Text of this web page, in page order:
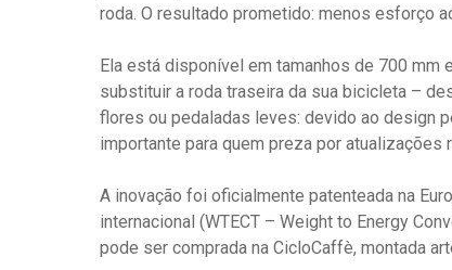
roda. O resultado prometido: menos esforço
Ela está disponível em tamanhos de 700
substituir a roda traseira da sua bicicleta –
flores ou pedaladas leves: devido ao design
importante para quem preza por atualizações
A inovação foi oficialmente patenteada na
internacional (WTECT – Weight to Energy
pode ser comprada na CicloCaffè, montada